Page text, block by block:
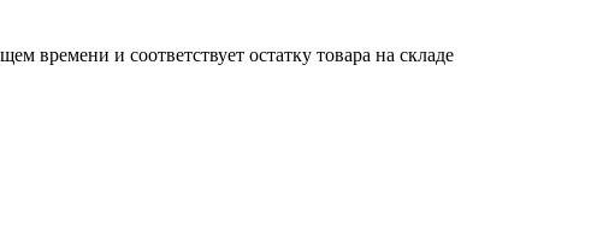
времени и соответствует остатку товара на складе